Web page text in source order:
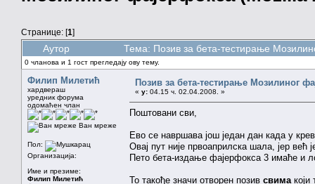
Странице: [1]
Аутор Тема: Позив за бета-тестирање
0 чланова и 1 гост прегледају ову тему.
Филип Милетић
хардвераш
уредник форума
одомаћен члан
Ван мреже
Пол:
Организација:
Име и презиме:
Филип Милетић
Позив за бета-тестирање Мозилиног
« у: 04.15 ч. 02.04.2008. »
Поштовани сви,
Ево се навршава још један дан када у
Овај пут није првоаприлска шала, јер већ
Пето бета-издање фајерфокса 3 имаће и
То такође значи отворен позив свима